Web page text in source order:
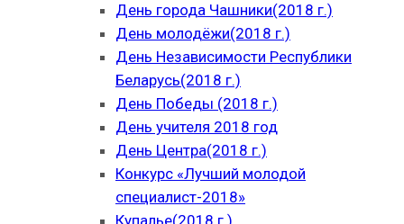
День города Чашники(2018 г.)
День молодёжи(2018 г.)
День Независимости Республики
Беларусь(2018 г.)
День Победы (2018 г.)
День учителя 2018 год
День Центра(2018 г.)
Конкурс «Лучший молодой
специалист-2018»
Купалье(2018 г.)